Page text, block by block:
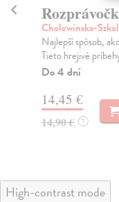
Cholewinska-
Najlepší spôsob,
Tieto hrejivé
Do 4 dní
14,45 €
14,90 € ?
High-contrast mode